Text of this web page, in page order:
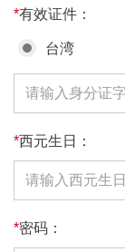
*有效证件：
台湾
*西元生日：
*密码：